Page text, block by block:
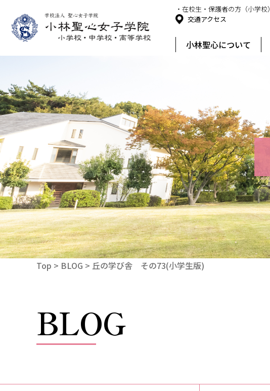
・在校生・保護者の方（小学校）
交通アクセス
小林聖心について
Top > BLOG > 丘の学び舎 その73(小学生版)
BLOG